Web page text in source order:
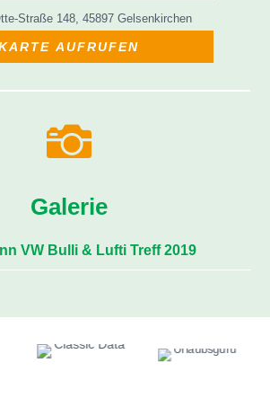
AUFRUFEN

Galerie
VW Bulli & Lufti Treff 2019